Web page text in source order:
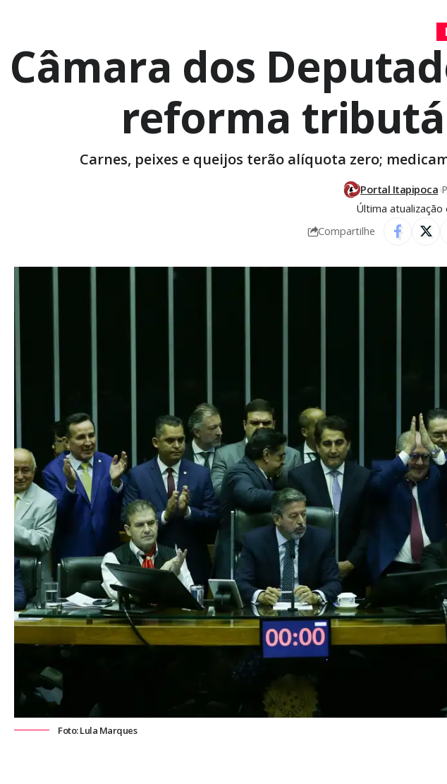
Câmara dos
reforma
Carnes, peixes e queijos terão alíquota zero;
Última
Portal Itapipoca
Compartilhe
Foto: Lula Marques